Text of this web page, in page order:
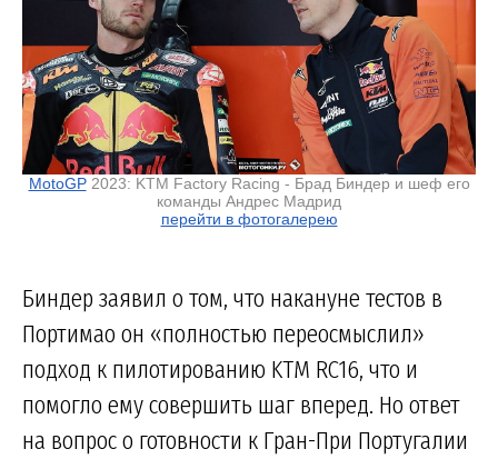
MotoGP2023: KTM Factory Racing - Брад Биндер и шеф его
команды Андрес Мадрид
перейти в фотогалерею
Биндер заявил о том, что накануне тестов в
Портимао он «полностью переосмыслил»
подход к пилотированию KTM RC16, что и
помогло ему совершить шаг вперед. Но ответ
на вопрос о готовности к Гран-При Португалии